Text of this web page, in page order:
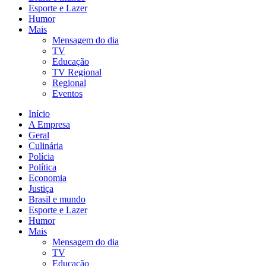
Esporte e Lazer
Humor
Mais
Mensagem do dia
TV
Educação
TV Regional
Regional
Eventos
Início
A Empresa
Geral
Culinária
Polícia
Política
Economia
Justiça
Brasil e mundo
Esporte e Lazer
Humor
Mais
Mensagem do dia
TV
Educação